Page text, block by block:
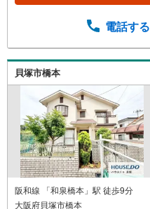
電話する
貝塚市橋本
阪和線 「和泉橋本」駅 徒歩9分
大阪府貝塚市橋本